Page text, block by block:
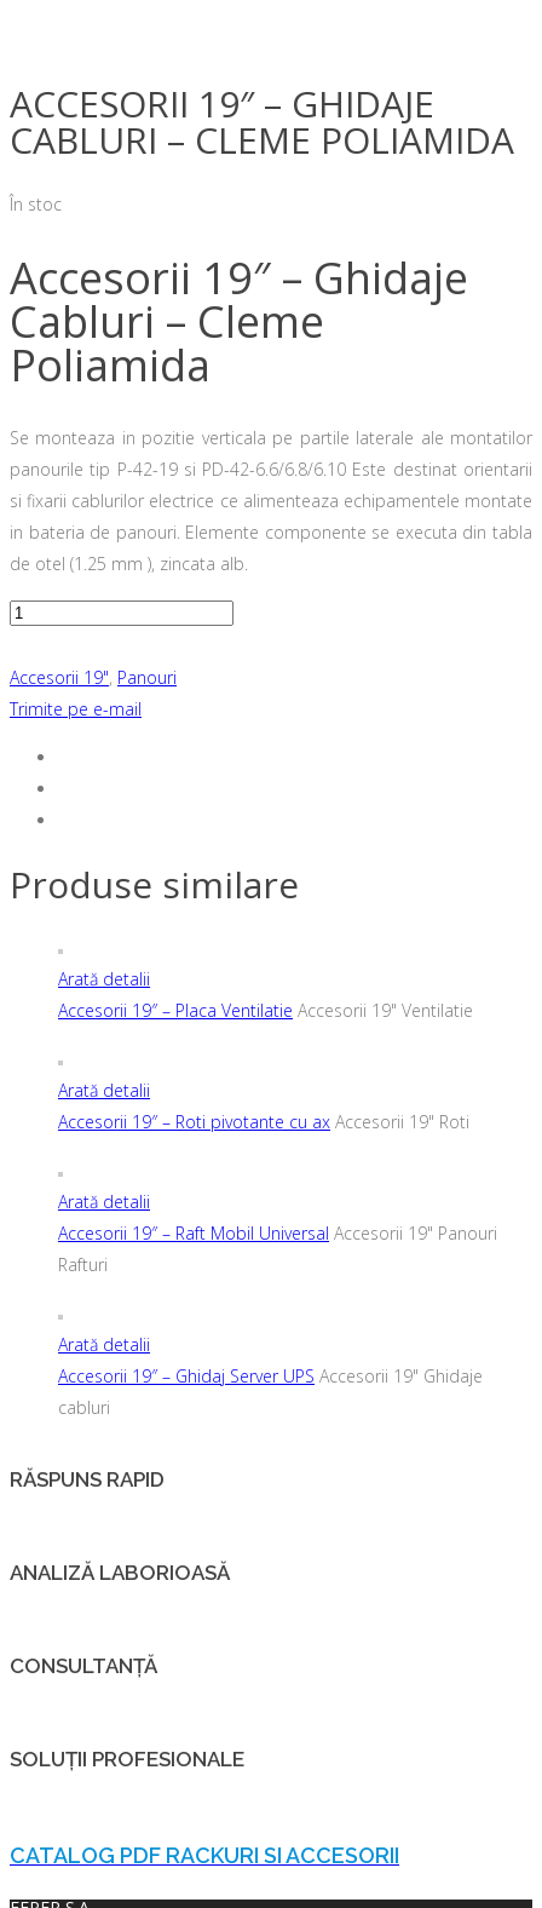
ACCESORII 19″ – GHIDAJE
CABLURI – CLEME POLIAMIDA
În stoc
Accesorii 19″ – Ghidaje
Cabluri – Cleme
Poliamida
Se monteaza in pozitie verticala pe partile laterale ale montatilor
panourile tip P-42-19 si PD-42-6.6/6.8/6.10 Este destinat orientarii
si fixarii cablurilor electrice ce alimenteaza echipamentele montate
in bateria de panouri. Elemente componente se executa din tabla
de otel (1.25 mm ), zincata alb.
Cantitate
19"
-
Accesorii 19", Panouri
Trimite pe e-mail
Produse similare
Arată detalii
Accesorii 19″ – Placa Ventilatie Accesorii 19" Ventilatie
Arată detalii
Accesorii 19″ – Roti pivotante cu ax Accesorii 19" Roti
Arată detalii
Accesorii 19″ – Raft Mobil Universal Accesorii 19" Panouri
Rafturi
Arată detalii
Accesorii 19″ – Ghidaj Server UPS Accesorii 19" Ghidaje
cabluri
RĂSPUNS RAPID
ANALIZĂ LABORIOASĂ
CONSULTANȚĂ
SOLUȚII PROFESIONALE
CATALOG PDF RACKURI SI ACCESORII